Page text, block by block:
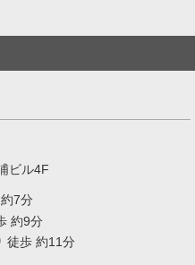
ビル4F
7分
約9分
徒歩 約11分